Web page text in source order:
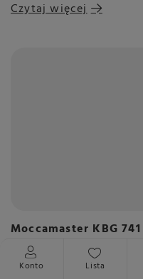
Czytaj więcej
Moccamaster KBG
kultowy ekspres
Moccamaster KBG
Konto Lista